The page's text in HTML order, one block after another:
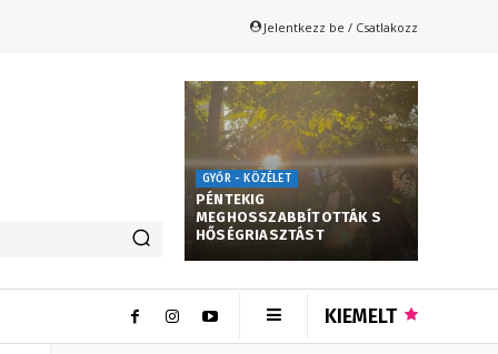
Jelentkezz be / Csatlakozz
GYŐR - KÖZÉLET
PÉNTEKIG
MEGHOSSZABBÍTOTTÁK S
HŐSÉGRIASZTÁST
KIEMELT